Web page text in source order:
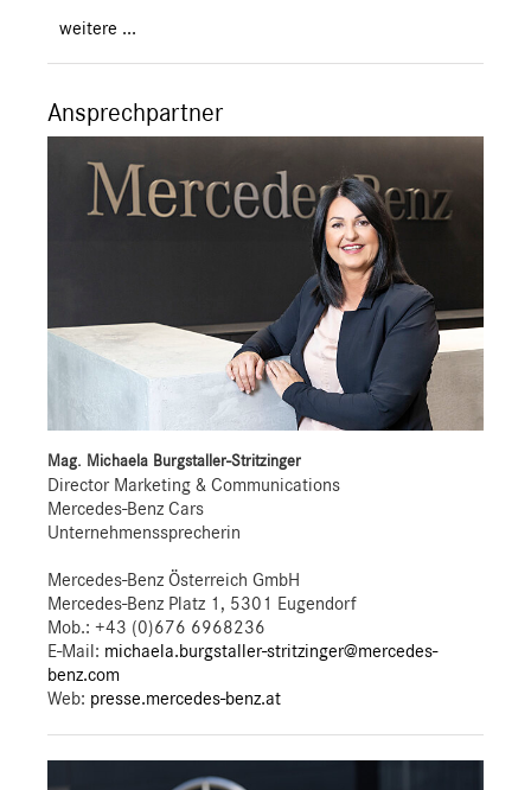
weitere ...
Ansprechpartner
Mag. Michaela Burgstaller-Stritzinger
Director Marketing & Communications
Mercedes-Benz Cars
Unternehmenssprecherin
Mercedes-Benz Österreich GmbH
Mercedes-Benz Platz 1, 5301 Eugendorf
Mob.: +43 (0)676 6968236
E-Mail: michaela.burgstaller-stritzinger@mercedes-
benz.com
Web: presse.mercedes-benz.at